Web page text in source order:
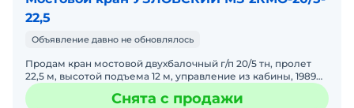
22,5
Объявление давно не обновлялось
Продам кран мостовой двухбалочный г/п 20/5 тн, пролет
22,5 м, высотой подъема 12 м, управление из кабины, 1989
г.в. Не комплектный, в хорошем состояние.
Снята с продажи